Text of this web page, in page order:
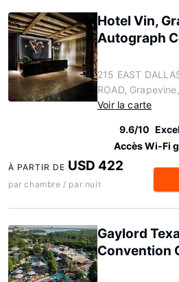
Hotel Vin,
Autograph
215 EAST
ROAD,
Voir la carte
9.6/10
Accès Wi-Fi
À PARTIR DE USD 422
par chambre / par nuit
Gaylord
Convention